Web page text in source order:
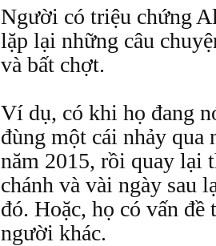
Người có triệu chứng
lặp lại những câu
và bất chợt.
Ví dụ, có khi họ đang
đùng một cái nhảy qua
năm 2015, rồi quay lại
chánh và vài ngày sau
đó. Hoặc, họ có vấn đề
người khác.